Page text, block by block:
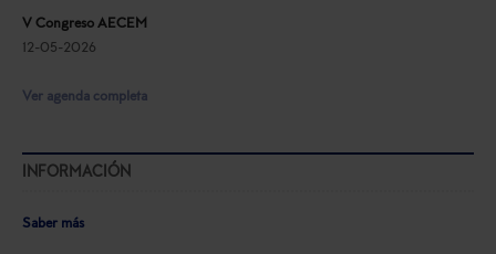
V Congreso AECEM
12-05-2026
Ver agenda completa
INFORMACIÓN
Saber más